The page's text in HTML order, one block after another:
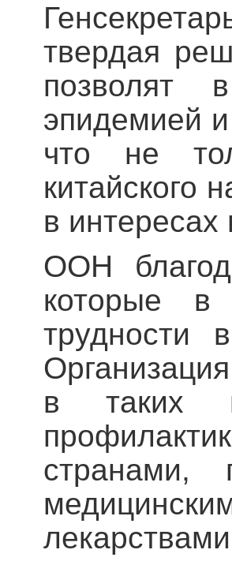
твердая
позволят
эпидемией и
что не
китайского
в интересах
ООН
которые в
трудности
в таких
странами,